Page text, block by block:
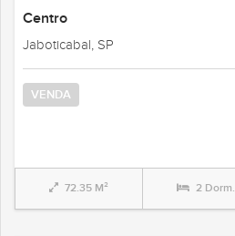
Centro
Jaboticabal, SP
VENDA
72.35 M² 2 Dorm.